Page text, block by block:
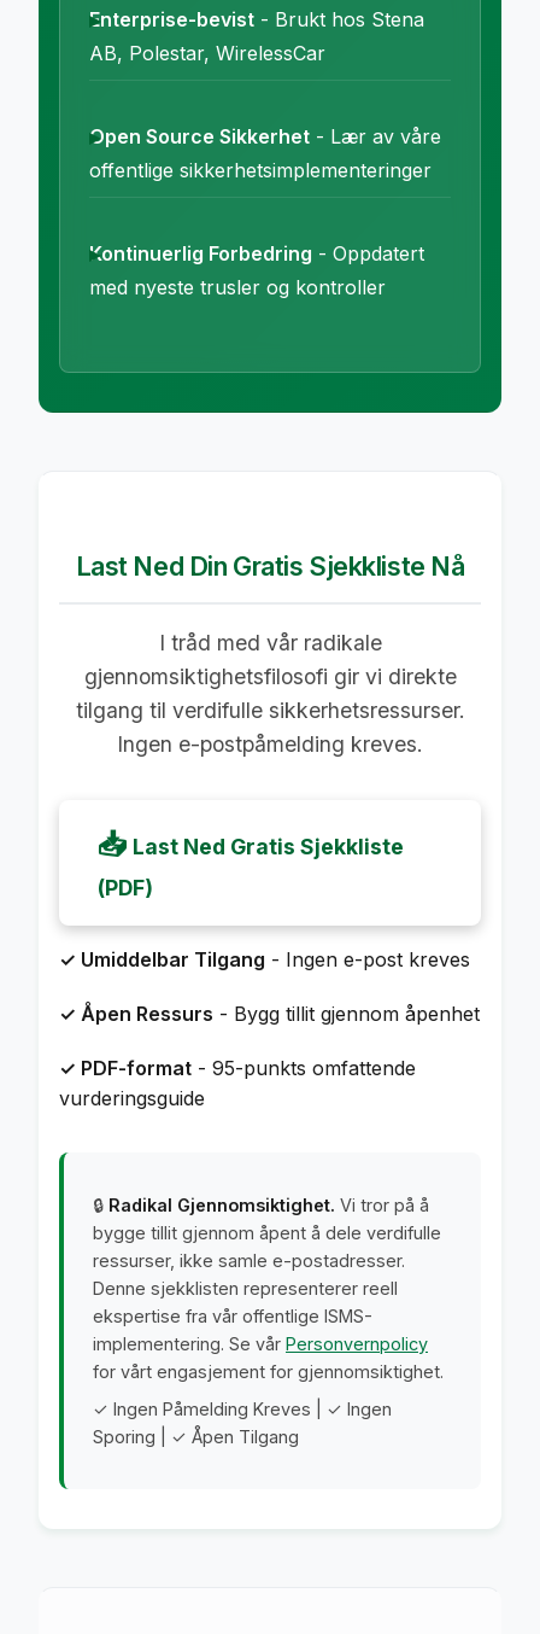
Enterprise-bevist - Brukt hos Stena
AB, Polestar, WirelessCar
Open Source Sikkerhet - Lær av våre
offentlige sikkerhetsimplementeringer
Kontinuerlig Forbedring - Oppdatert
med nyeste trusler og kontroller
Last Ned Din Gratis Sjekkliste Nå
I tråd med vår radikale
gjennomsiktighetsfilosofi gir vi direkte
tilgang til verdifulle sikkerhetsressurser.
Ingen e-postpåmelding kreves.
📥 Last Ned Gratis Sjekkliste
(PDF)
✓ Umiddelbar Tilgang - Ingen e-post kreves
✓ Åpen Ressurs - Bygg tillit gjennom åpenhet
✓ PDF-format - 95-punkts omfattende
vurderingsguide
🔒 Radikal Gjennomsiktighet. Vi tror på å
bygge tillit gjennom åpent å dele verdifulle
ressurser, ikke samle e-postadresser.
Denne sjekklisten representerer reell
ekspertise fra vår offentlige ISMS-
implementering. Se vår Personvernpolicy
for vårt engasjement for gjennomsiktighet.
✓ Ingen Påmelding Kreves | ✓ Ingen
Sporing | ✓ Åpen Tilgang